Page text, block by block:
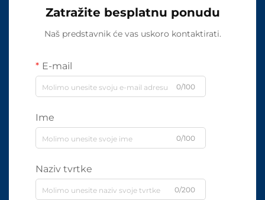
Zatražite besplatnu ponudu
Naš predstavnik će vas uskoro kontaktirati.
E-mail
0/100
Ime
0/100
Naziv tvrtke
0/200